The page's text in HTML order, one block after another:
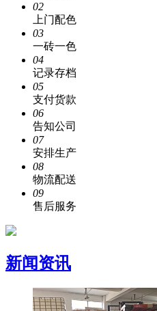
02
上门配色
03
一砖一色
04
记录存档
05
支付货款
06
告知公司
07
安排生产
08
物流配送
09
售后服务
新闻资讯